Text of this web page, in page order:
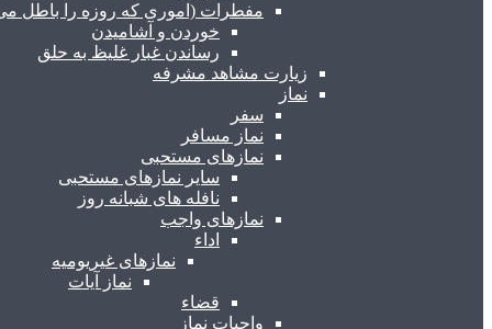
مفطرات (اموری که روزه را باطل
خوردن و آشامیدن
رساندن غبار غلیظ به حلق
زیارت مشاهد مشرفه
نماز
سفر
نماز مسافر
نمازهای مستحبی
سایر نمازهای مستحبی
نافله های شبانه روز
نمازهای واجب
اداء
نمازهای غیریومیه
نماز آیات
قضاء
واجبات نماز